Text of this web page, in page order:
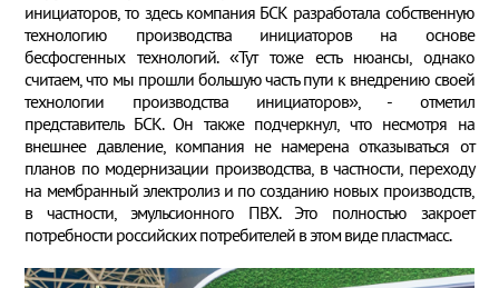
инициаторов, то здесь компания БСК разработала собственную
технологию производства инициаторов на основе
бесфосгенных технологий. «Тут тоже есть нюансы, однако
считаем, что мы прошли большую часть пути к внедрению своей
технологии производства инициаторов», - отметил
представитель БСК. Он также подчеркнул, что несмотря на
внешнее давление, компания не намерена отказываться от
планов по модернизации производства, в частности, переходу
на мембранный электролиз и по созданию новых производств,
в частности, эмульсионного ПВХ. Это полностью закроет
потребности российских потребителей в этом виде пластмасс.